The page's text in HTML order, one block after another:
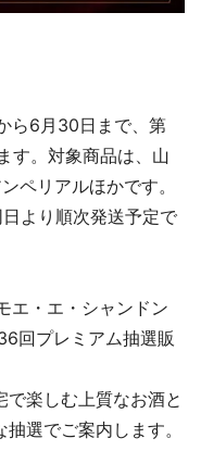
ら6月30日まで、第
す。対象商品は、山
ペリアルほかです。
より順次発送予定で
エ・エ・シャンドン
回プレミアム抽選販
楽しむ上質なお酒と
選でご案内します。